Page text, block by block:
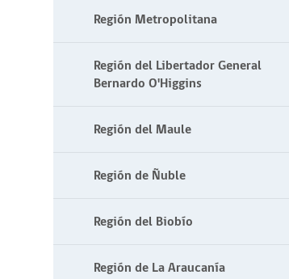
Región Metropolitana
Región del Libertador General
Bernardo O'Higgins
Región del Maule
Región de Ñuble
Región del Biobío
Región de La Araucanía